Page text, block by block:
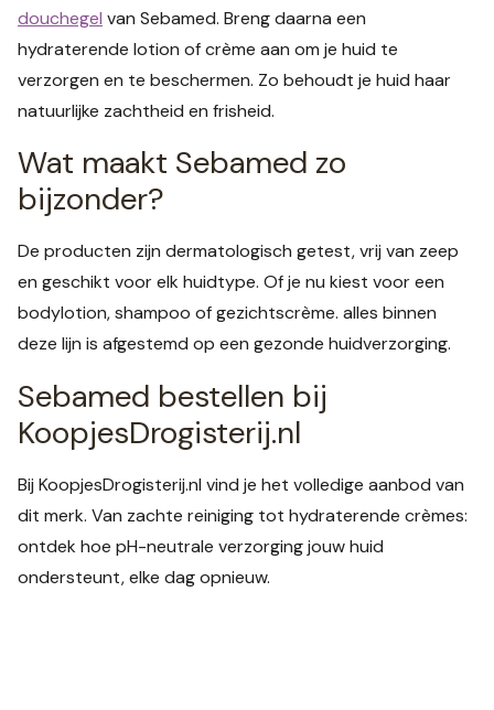
douchegel van Sebamed. Breng daarna een
hydraterende lotion of crème aan om je huid te
verzorgen en te beschermen. Zo behoudt je huid haar
natuurlijke zachtheid en frisheid.
Wat maakt Sebamed zo
bijzonder?
De producten zijn dermatologisch getest, vrij van zeep
en geschikt voor elk huidtype. Of je nu kiest voor een
bodylotion, shampoo of gezichtscrème. alles binnen
deze lijn is afgestemd op een gezonde huidverzorging.
Sebamed bestellen bij
KoopjesDrogisterij.nl
Bij KoopjesDrogisterij.nl vind je het volledige aanbod van
dit merk. Van zachte reiniging tot hydraterende crèmes:
ontdek hoe pH-neutrale verzorging jouw huid
ondersteunt, elke dag opnieuw.